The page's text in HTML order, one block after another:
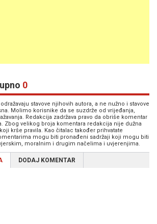
0
stavove njihovih autora, a ne nužno i stavove
Molimo korisnike da se suzdrže od vrijeđanja,
Redakcija zadržava pravo da obriše komentar
Zbog velikog broja komentara redakcija nije dužna
krše pravila. Kao čitalac također prihvatate
mogu biti pronađeni sadržaji koji mogu biti
moralnim i drugim načelima i uvjerenjima.
DODAJ KOMENTAR